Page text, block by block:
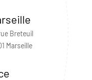
Breteuil
Marseille